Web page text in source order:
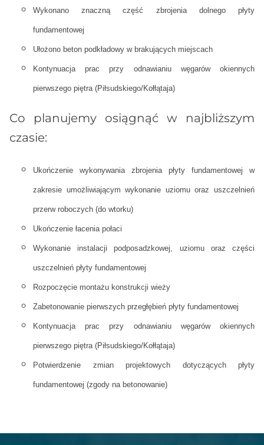
Wykonano znaczną część zbrojenia dolnego płyty
fundamentowej
Ułożono beton podkładowy w brakujących miejscach
Kontynuacja prac przy odnawianiu węgarów okiennych
pierwszego piętra (Piłsudskiego/Kołłątaja)
Co planujemy osiągnąć w najbliższym
czasie:
Ukończenie wykonywania zbrojenia płyty fundamentowej w
zakresie umożliwiającym wykonanie uziomu oraz uszczelnień
przerw roboczych (do wtorku)
Ukończenie łacenia połaci
Wykonanie instalacji podposadzkowej, uziomu oraz części
uszczelnień płyty fundamentowej
Rozpoczęcie montażu konstrukcji wieży
Zabetonowanie pierwszych przegłębień płyty fundamentowej
Kontynuacja prac przy odnawianiu węgarów okiennych
pierwszego piętra (Piłsudskiego/Kołłątaja)
Potwierdzenie zmian projektowych dotyczących płyty
fundamentowej (zgody na betonowanie)